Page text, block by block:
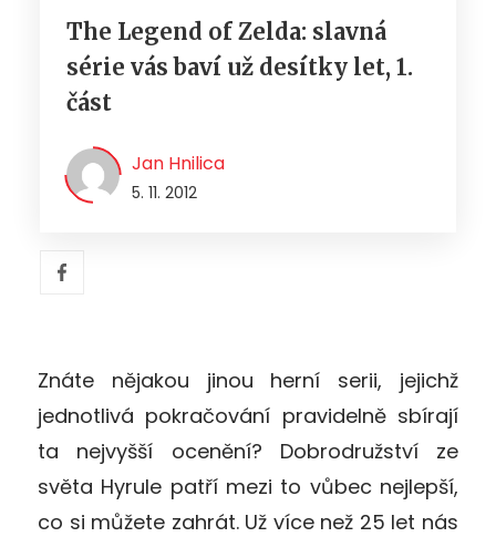
The Legend of Zelda: slavná
série vás baví už desítky let, 1.
část
Jan Hnilica
5. 11. 2012
Znáte nějakou jinou herní serii, jejichž
jednotlivá pokračování pravidelně sbírají
ta nejvyšší ocenění? Dobrodružství ze
světa Hyrule patří mezi to vůbec nejlepší,
co si můžete zahrát. Už více než 25 let nás